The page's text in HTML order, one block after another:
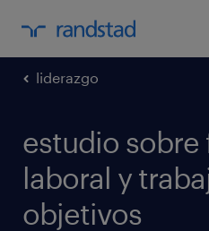
liderazgo
estudio
laboral y
objetivos